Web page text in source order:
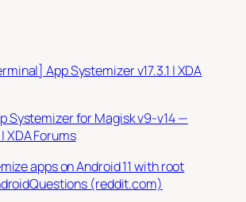
App Systemizer v17.3.1 | XDA
Systemizer for Magisk v9-v14 —
XDA Forums
apps on Android 11 with root
(reddit.com)